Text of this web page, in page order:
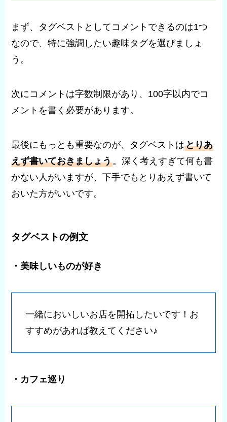
まず、タグベストとしてコメントできるのは1つ
なので、特に強調したい趣味タグを選びましょ
う。
次にコメントは字数制限があり、100字以内でコ
メントを書く必要があります。
最後にもっとも重要なのが、タグベストはとりあ
えず書いておきましょう。深く考えすぎて何も書
かない人がいますが、下手でもとりあえず書いて
おいた方がいいです。
タグベストの例文
・美味しいものが好き
一緒においしいお店を開拓したいです！お
すすめがあれば教えてください♪
・カフェ巡り